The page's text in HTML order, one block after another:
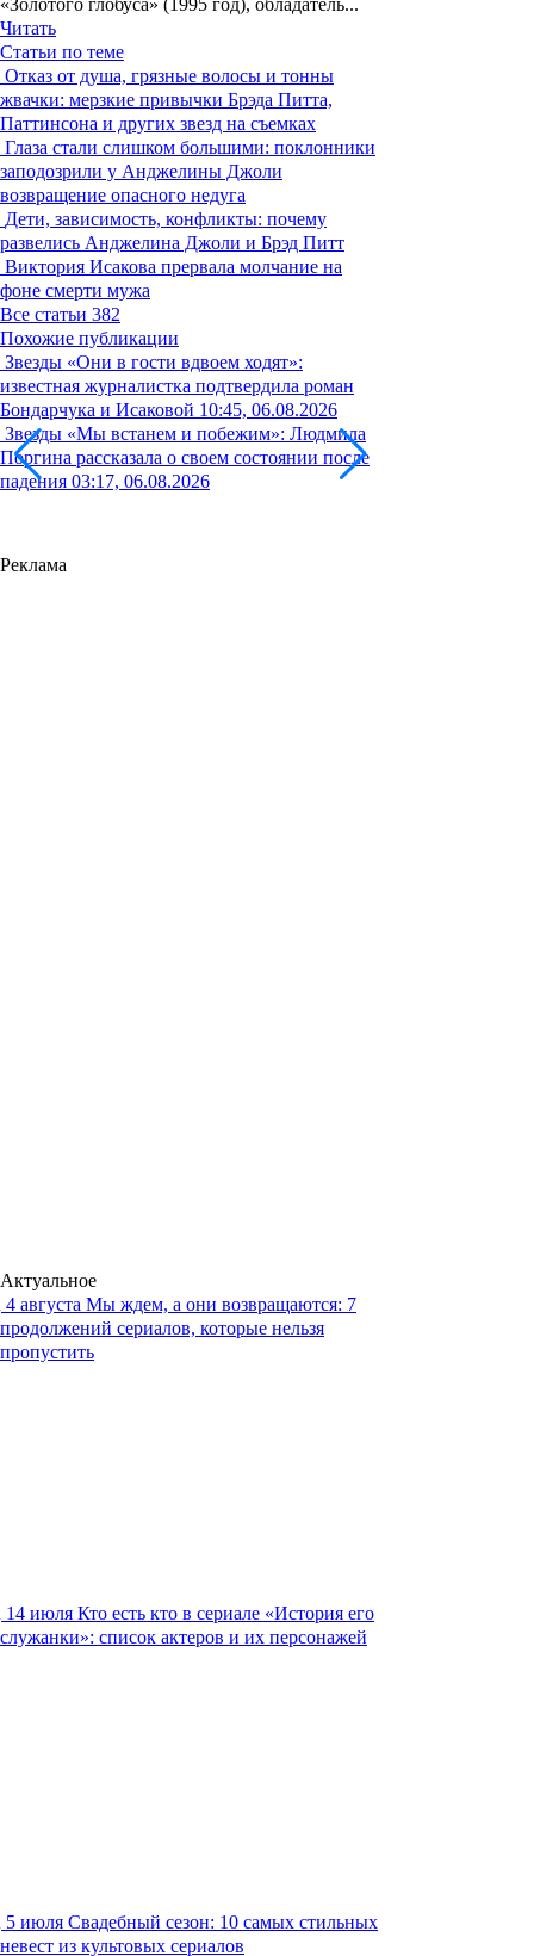
«Золотого глобуса» (1995 год), обладатель...
Читать
Статьи по теме
Отказ от душа, грязные волосы и тонны
жвачки: мерзкие привычки Брэда Питта,
Паттинсона и других звезд на съемках
Глаза стали слишком большими: поклонники
заподозрили у Анджелины Джоли
возвращение опасного недуга
Дети, зависимость, конфликты: почему
развелись Анджелина Джоли и Брэд Питт
Виктория Исакова прервала молчание на
фоне смерти мужа
Все статьи 382
Похожие публикации
Звезды «Они в гости вдвоем ходят»:
известная журналистка подтвердила роман
Бондарчука и Исаковой 10:45, 06.08.2026
Звезды «Мы встанем и побежим»: Людмила
Поргина рассказала о своем состоянии после
падения 03:17, 06.08.2026
Реклама
Актуальное
4 августа Мы ждем, а они возвращаются: 7
продолжений сериалов, которые нельзя
пропустить
14 июля Кто есть кто в сериале «История его
служанки»: список актеров и их персонажей
5 июля Свадебный сезон: 10 самых стильных
невест из культовых сериалов